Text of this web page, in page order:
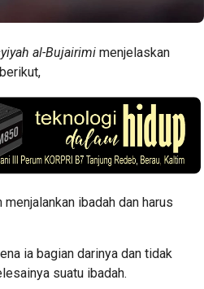
al-Bujairimi menjelaskan
ibadah dan harus
ia bagian darinya dan tidak
suatu ibadah.